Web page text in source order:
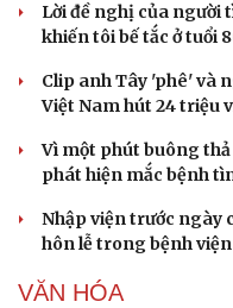
Lời đề nghị của người
khiến tôi bế tắc ở tuổi
Clip anh Tây 'phê' và
Việt Nam hút 24 triệu
Vì một phút buông
phát hiện mắc bệnh
Nhập viện trước ngày
hôn lễ trong bệnh viện
VĂN HÓA